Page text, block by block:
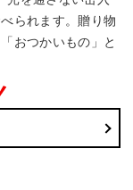
られます。贈り物
おつかいもの」と